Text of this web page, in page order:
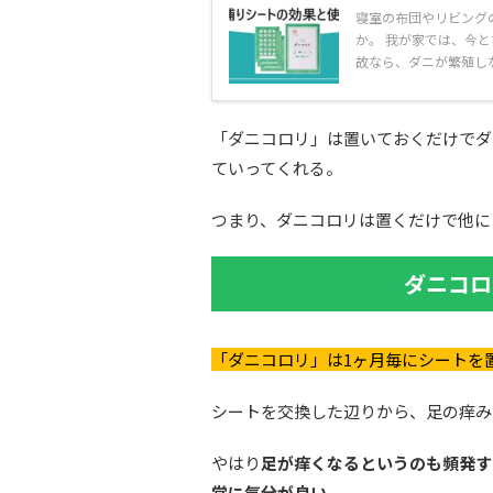
寝室の布団やリビング
か。 我が家では、今
故なら、ダニが繁殖し
「ダニコロリ」は置いておくだけで
ていってくれる。
つまり、ダニコロリは置くだけで他
ダニコ
「ダニコロリ」は1ヶ月毎にシート
シートを交換した辺りから、足の痒
やはり足が痒くなるというのも頻発